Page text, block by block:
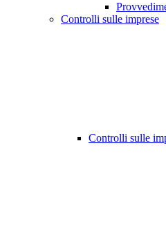
Controlli sulle imprese
Controlli sulle